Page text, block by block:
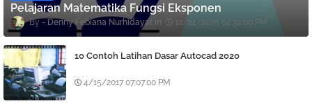
Pelajaran Matematika Fungsi Eksponen
Denny Febiana Nurhidayat 12/24/2025 04:34:00 PM
10 Contoh Latihan Dasar Autocad 2020
4/15/2017 07:07:00 PM